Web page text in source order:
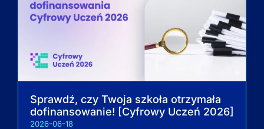
Sprawdź, czy Twoja szkoła otrzymała
dofinansowanie! [Cyfrowy Uczeń 2026]
2026-06-18